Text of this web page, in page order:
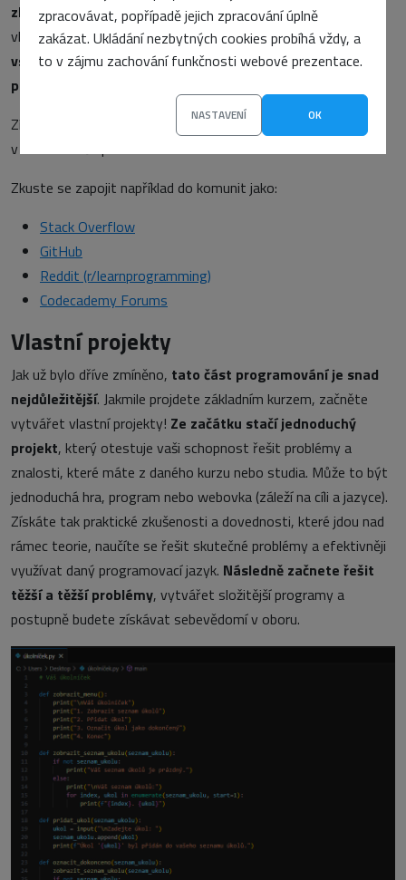
zpracovávat, popřípadě jejich zpracování úplně
zakázat. Ukládání nezbytných cookies probíhá vždy, a
to v zájmu zachování funkčnosti webové prezentace.
NASTAVENÍ OK
zkušenostívám umožní rozšířit své znalosti mimo hranice
vlastních studií a kurzů.Potkáte nové lidi , což vám usnadní
vstup do odvětvía získáte skvělou příležitost kbudování
profesionálních vztahů (networking)
Získáte zde také
přístupy ke knihovnám
, ze kterých můžete
v budoucnu čerpat.
Zkuste se zapojit například do komunit jako:
Stack Overflow
GitHub
Reddit (r/learnprogramming)
Codecademy Forums
Vlastní projekty
Jak už bylo dříve zmíněno, tato část programování je snad
nejdůležitější. Jakmile projdete základním kurzem, začněte
vytvářet vlastní projekty! Ze začátku stačí jednoduchý
projekt, který otestuje vaši schopnost řešit problémy a
znalosti, které máte z daného kurzu nebo studia. Může to být
jednoduchá hra, program nebo webovka (záleží na cíli a jazyce).
Získáte tak praktické zkušenosti a dovednosti, které jdou nad
rámec teorie, naučíte se řešit skutečné problémy a efektivněji
využívat daný programovací jazyk. Následně začnete řešit
těžší a těžší problémy, vytvářet složitější programy a
postupně budete získávat sebevědomí v oboru.